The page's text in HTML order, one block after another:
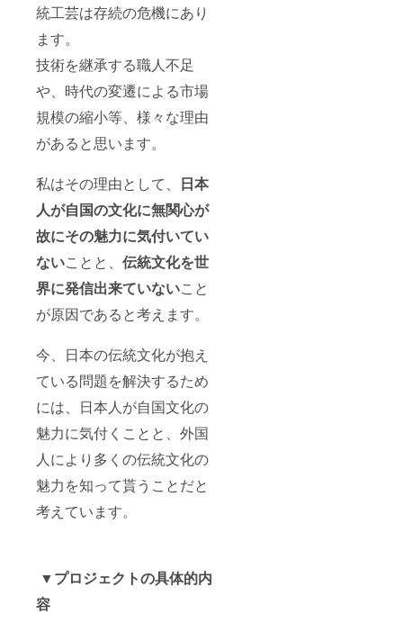
統工芸は存続の危機にあり
ます。
技術を継承する職人不足
や、時代の変遷による市場
規模の縮小等、様々な理由
があると思います。
私はその理由として、 日本
人が自国の文化に無関心が
故にその魅力に気付いてい
ないことと、 伝統文化を世
界に発信出来ていないこと
が原因であると考えます。
今、日本の伝統文化が抱え
ている問題を解決するため
には、日本人が自国文化の
魅力に気付くことと、外国
人により多くの伝統文化の
魅力を知って貰うことだと
考えています。
▼プロジェクトの具体的内
容